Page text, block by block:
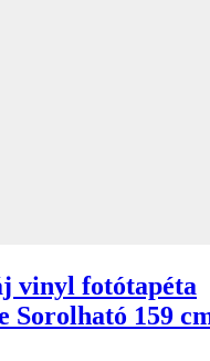
vinyl fotótapéta
Sorolható 159